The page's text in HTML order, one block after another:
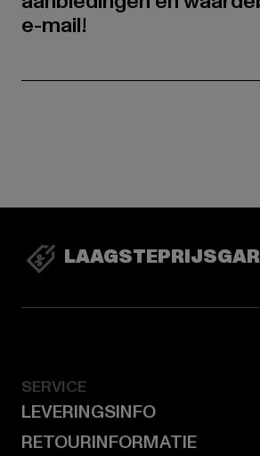
e-mail!
SERVICE
LEVERINGSINFO
RETOURINFORMATIE